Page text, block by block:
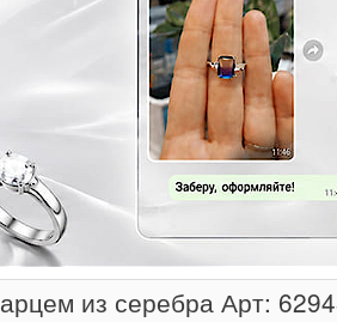
из серебра Арт: